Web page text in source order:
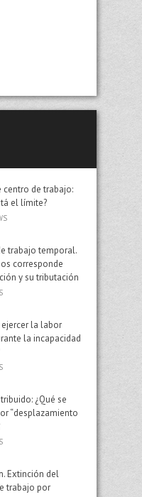
centro de trabajo:
el límite?
trabajo temporal.
corresponde
y su tributación
ejercer la labor
la incapacidad
¿Qué se
“desplazamiento
Extinción del
trabajo por